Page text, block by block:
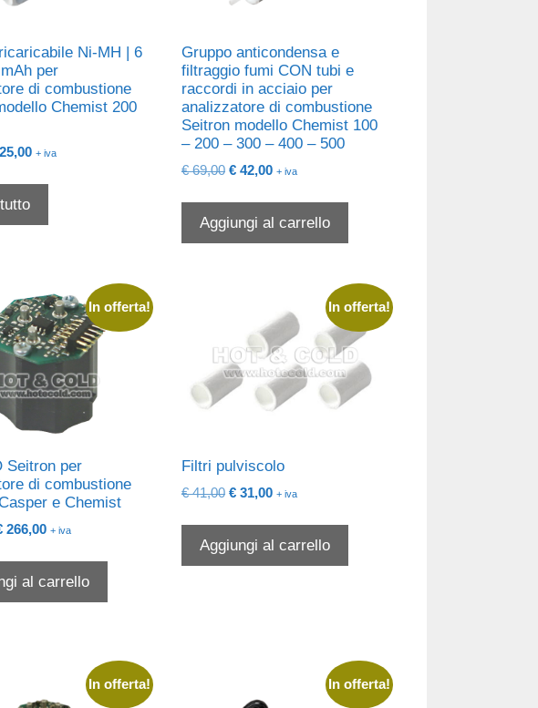
Ni-MH | 6
per
di combustione
Chemist 200
25,00Il
€ 25,00.
+ iva
Gruppo anticondensa e
filtraggio fumi CON tubi e
raccordi in acciaio per
analizzatore di combustione
Seitron modello Chemist 100
– 200 – 300 – 400 – 500
€69,00 Il
era:
€ 69,00.
€42,00Il
è:
€ 42,00.
+ iva
Aggiungi al carrello
In offerta!
Seitron per
di combustione
e Chemist
444,00.
266,00Il
è:
€ 266,00.
+ iva
al carrello
In offerta!
Filtri pulviscolo
€41,00 Il
era:
€ 41,00.
€31,00Il
è:
€ 31,00.
+ iva
Aggiungi al carrello
In offerta! In offerta!